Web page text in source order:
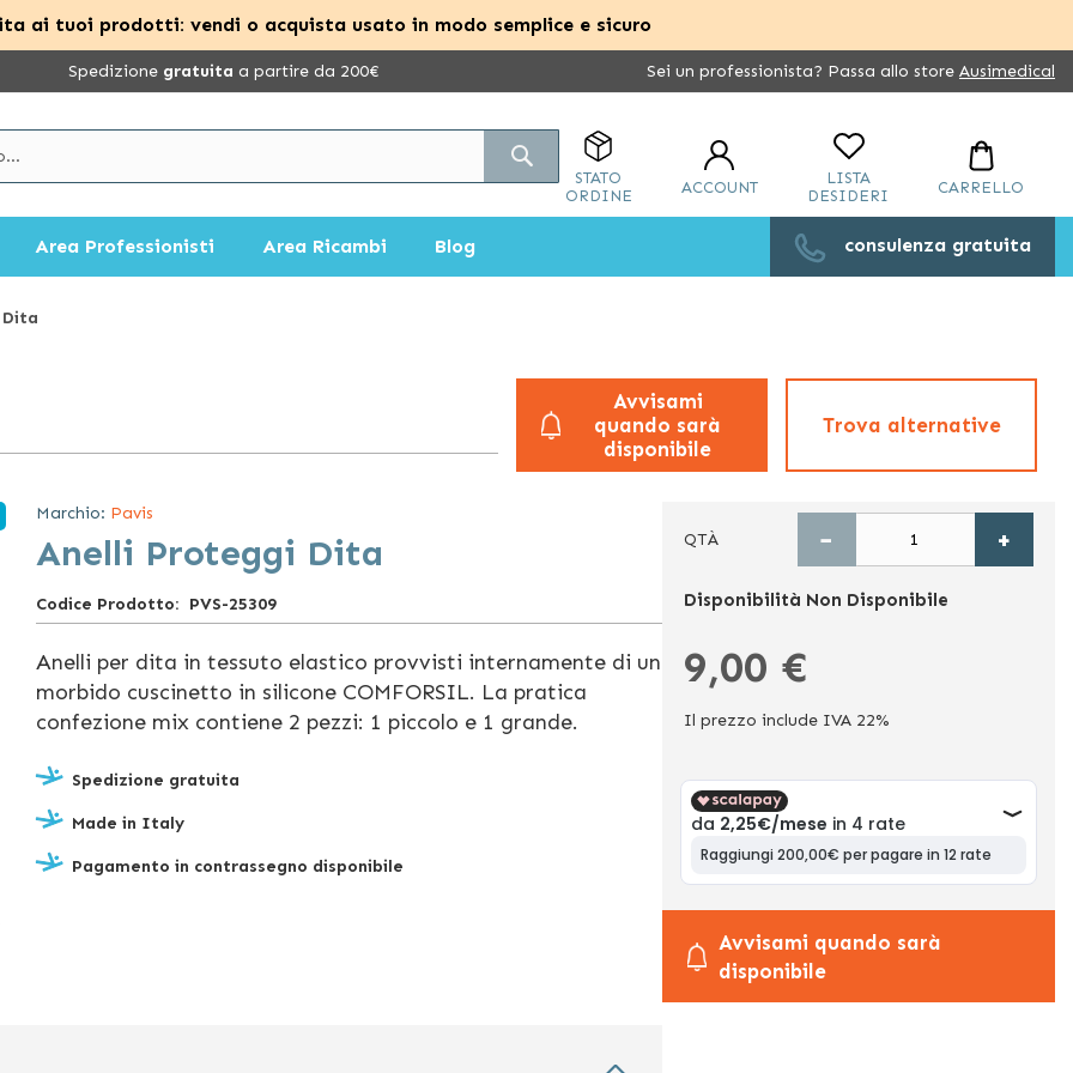
ai tuoi prodotti: vendi o acquista usato in modo semplice e sicuro
Spedizione gratuita a partire da 200€ Sei un professionista? Passa allo store Ausimedical
STATO
ORDINE
ACCOUNT
LISTA
DESIDERI
CARRELLO
Area Professionisti Area Ricambi Blog consulenza gratuita
Avvisami
quando sarà
disponibile
Trova alternative
Marchio: Pavis
Anelli Proteggi Dita
Codice Prodotto PVS-25309
Anelli per dita in tessuto elastico provvisti internamente di un
morbido cuscinetto in silicone COMFORSIL. La pratica
confezione mix contiene 2 pezzi: 1 piccolo e 1 grande.
Spedizione gratuita
Made in Italy
Pagamento in contrassegno disponibile
QTÀ − +
Disponibilità Non Disponibile
9,00 €
Il prezzo include IVA 22%
Avvisami quando sarà
disponibile